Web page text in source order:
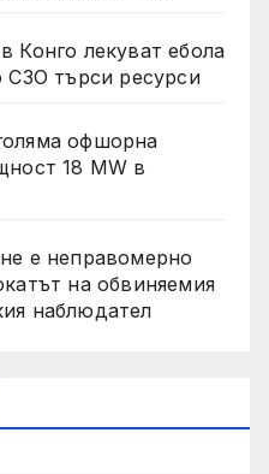
Конго лекуват ебола
СЗО търси ресурси
офшорна
18 MW в
е неправомерно
на обвиняемия
наблюдател